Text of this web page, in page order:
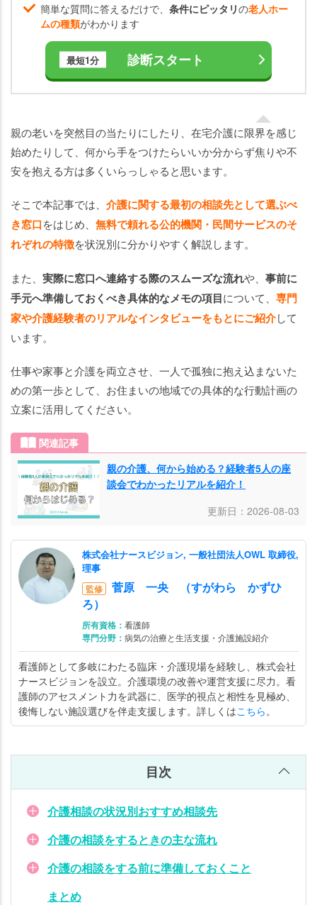
簡単な質問に答えるだけで、 条件にピッタリの老人ホー
ムの種類がわかります
最短1分 診断スタート
親の老いを突然目の当たりにしたり、在宅介護に限界を感じ
始めたりして、何から手をつけたらいいか分からず焦りや不
安を抱える方は多くいらっしゃると思います。
そこで本記事では、 介護に関する最初の相談先として選ぶべ
き窓口をはじめ、 無料で頼れる公的機関・民間サービスのそ
れぞれの特徴を状況別に分かりやすく解説します。
また、 実際に窓口へ連絡する際のスムーズな流れや、 事前に
手元へ準備しておくべき具体的なメモの項目について、 専門
家や介護経験者のリアルなインタビューをもとにご紹介して
います。
仕事や家事と介護を両立させ、一人で孤独に抱え込まないた
めの第一歩として、お住まいの地域での具体的な行動計画の
立案に活用してください。
関連記事
親の介護、何から始める？経験者5人の座
談会でわかったリアルを紹介！
更新日：2026-08-03
株式会社ナースビジョン, 一般社団法人OWL 取締役,
理事
監修
菅原 一央 （すがわら かずひ
ろ）
所有資格： 看護師
専門分野： 病気の治療と生活支援・介護施設紹介
看護師として多岐にわたる臨床・介護現場を経験し、株式会社
ナースビジョンを設立。介護環境の改善や運営支援に尽力。看
護師のアセスメント力を武器に、医学的視点と相性を見極め、
後悔しない施設選びを伴走支援します。詳しくはこちら 。
目次
介護相談の状況別おすすめ相談先
介護の相談をするときの主な流れ
介護の相談をする前に準備しておくこと
まとめ
の
主
な
れ
の
相
談
す
る
前
準
備
し
て
お
く
こ
と
と
め